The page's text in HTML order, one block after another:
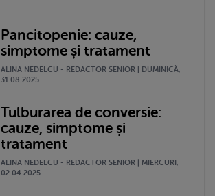
Pancitopenie: cauze,
simptome și tratament
ALINA NEDELCU - REDACTOR SENIOR | DUMINICĂ,
31.08.2025
Tulburarea de conversie:
cauze, simptome și
tratament
ALINA NEDELCU - REDACTOR SENIOR | MIERCURI,
02.04.2025